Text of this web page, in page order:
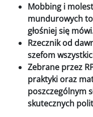
Mobbing i
mundurowych
głośniej się
Rzecznik od
szefom
Zebrane przez
praktyki oraz
poszczególnym
skutecznych